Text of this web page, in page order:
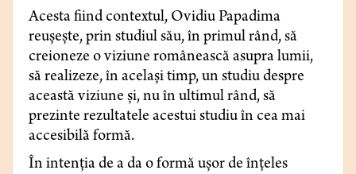
Acesta fiind contextul, Ovidiu Papadima
reușește, prin studiul său, în primul rând, să
creioneze o viziune românească asupra lumii,
să realizeze, în același timp, un studiu despre
această viziune și, nu în ultimul rând, să
prezinte rezultatele acestui studiu în cea mai
accesibilă formă.
În intenția de a da o formă ușor de înțeles